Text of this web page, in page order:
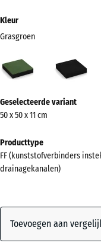
Kleur
Grasgroen
Grasgroen
(active)
informatie
over
kleuren?
Kleurenpalet
(active)
Geselecteerde variant
50 x 50 x 11 cm
Producttype
FF (kunststofverbinders
drainagekanalen)
Toevoegen aan